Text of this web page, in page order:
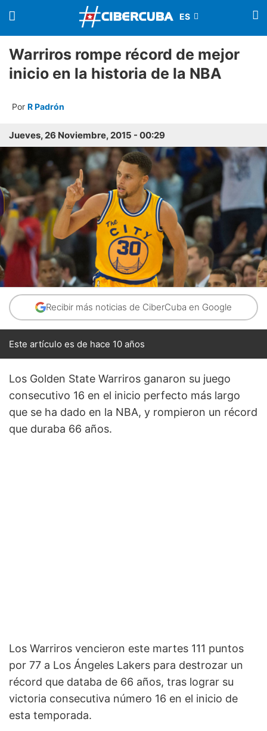
Warriros rompe récord de mejor
inicio en la historia de la NBA
Por R Padrón
Jueves, 26 Noviembre, 2015 - 00:29
Recibir más noticias de CiberCuba en Google
Este artículo es de hace 10 años
Los Golden State Warriros ganaron su juego
consecutivo 16 en el inicio perfecto más largo
que se ha dado en la NBA, y rompieron un récord
que duraba 66 años.
Los Warriros vencieron este martes 111 puntos
por 77 a Los Ángeles Lakers para destrozar un
récord que databa de 66 años, tras lograr su
victoria consecutiva número 16 en el inicio de
esta temporada.